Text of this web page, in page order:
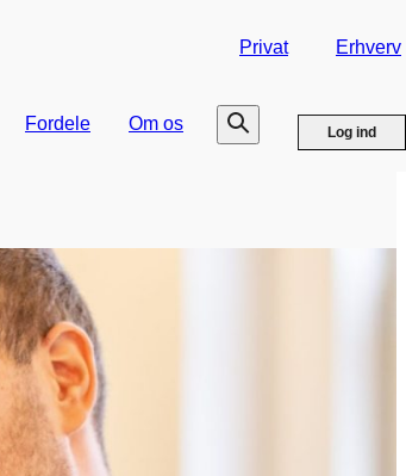
Privat Erhverv
Fordele Om os Log ind